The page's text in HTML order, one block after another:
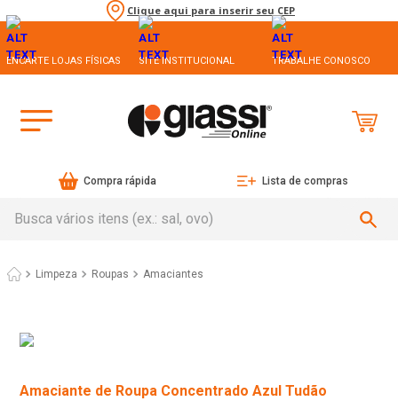
Clique aqui para inserir seu CEP
ENCARTE LOJAS FÍSICAS SITE INSTITUCIONAL TRABALHE CONOSCO
Compra rápida Lista de compras
Limpeza Roupas Amaciantes
Amaciante de Roupa Concentrado Azul Tudão